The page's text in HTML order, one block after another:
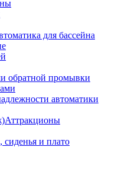
для бассейна
обратной промывки
автоматики
Аттракционы
и плато